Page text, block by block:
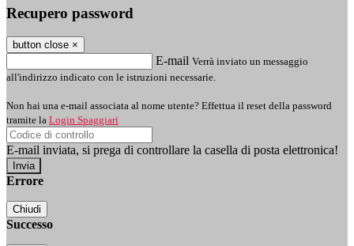
Recupero password
button close ×
E-mail Verrà inviato un messaggio
all'indirizzo indicato con le istruzioni necessarie.
Non hai una e-mail associata al nome utente? Effettua il reset della password
tramite la Login Spaggiari
E-mail inviata, si prega di controllare la casella di posta elettronica!
Errore
Chiudi
Successo